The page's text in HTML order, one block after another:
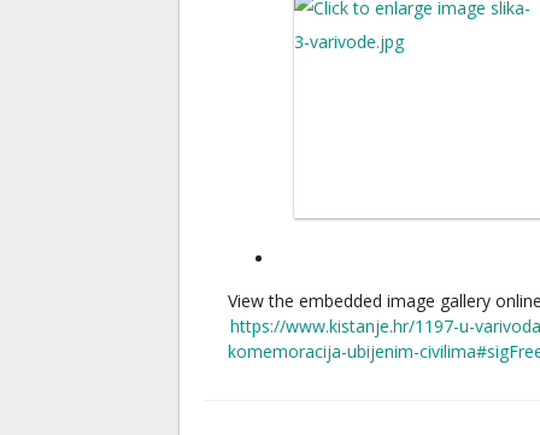
View the embedded image gallery
https://www.kistanje.hr/1197-u-
komemoracija-ubijenim-